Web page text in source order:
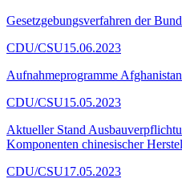
Gesetzgebungsverfahren der
CDU/CSU15.06.2023
Aufnahmeprogramme Afghanistan
CDU/CSU15.05.2023
Aktueller Stand
Komponenten chinesischer
CDU/CSU17.05.2023